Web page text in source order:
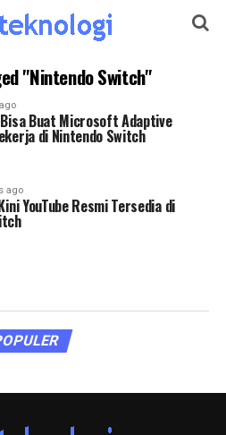
"Nintendo Switch"
Bisa Buat Microsoft Adaptive
di Nintendo Switch
ago
YouTube Resmi Tersedia di